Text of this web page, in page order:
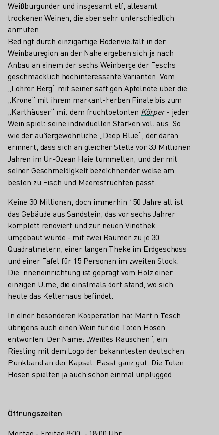
Weißburgunder und insgesamt elf, allesamt
trockenen Weinen, die aber sehr unterschiedlich
anmuten.
Bedingt durch einzigartige Bodenvielfalt in der
Weinbauregion an der Nahe ergeben sich je nach
Anbau an einem der sechs Weinberge der Teschs
geschmacklich hochinteressante Varianten. Vom
„Löhrer Berg“ mit seiner saftigen Apfelnote über die
„Krone“ mit ihrem markant-herben Finale bis zum
„Karthäuser“ mit dem fruchtbetonten Körper- jeder
Wein spielt seine individuellen Stärken voll aus. So
wie der außergewöhnliche „Deep Blue“, der daran
erinnert, dass sich an gleicher Stelle vor 30 Millionen
Jahren im Ur-Ozean Haie tummelten, und der mit
seiner Geschmeidigkeit bezeichnender weise am
besten zu Fisch und Meeresfrüchten passt.
Keine 30 Millionen, doch immerhin 150 Jahre alt ist
das Gebäude aus Sandstein, das vor sechs Jahren
komplett renoviert und zur neuen Vinothek
umgebaut wurde - mit zwei Räumen zu je 30
Quadratmetern, einer langen Theke im Erdgeschoss
und einer Tafel für 15 Personen im zweiten Stock.
Die Inneneinrichtung ist geprägt vom Holz einer
einzigen Ulme, die einstmals dort stand, wo sich
heute das Kelterhaus befindet.
In einer besonderen Kooperation hat Martin Tesch
übrigens auch einen Wein für die Toten Hosen
entworfen. Der Name: „Weißes Rauschen“, ein
Riesling mit dem Logo der bekanntesten deutschen
Punkband an der Kapsel. Passt ganz gut. Die Toten
Hosen spielten ja auch schon einmal unplugged.
Öffnungszeiten
Montag - Freitag 8:00 - 18:00 Uhr